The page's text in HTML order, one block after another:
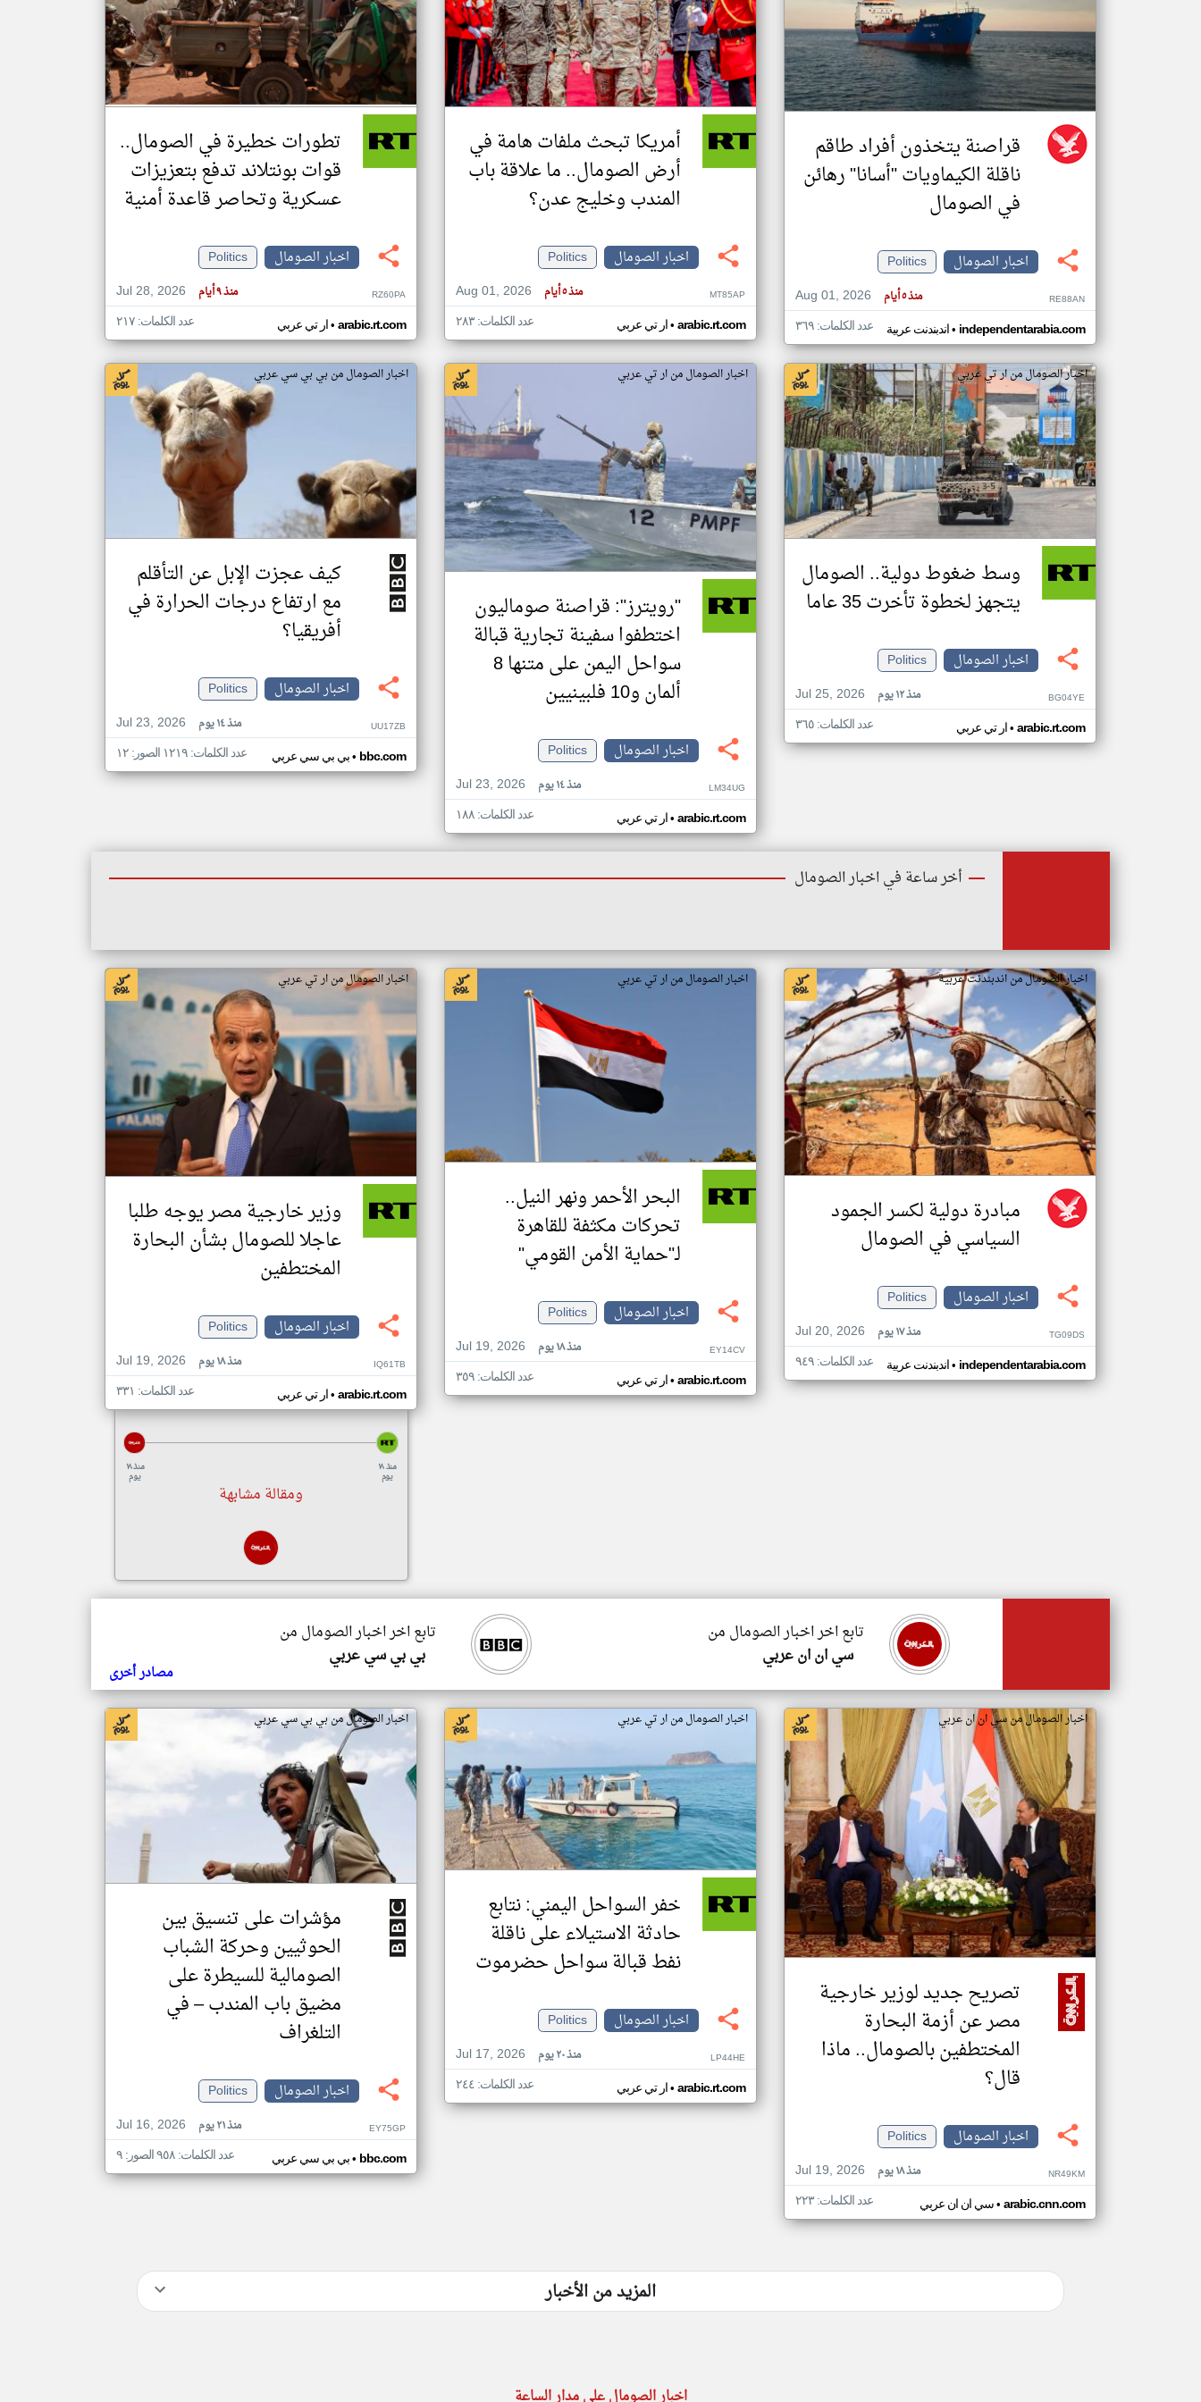
تغيير الدولة
مصادر الأخبار من الصومال
اخبار الصومال على مدار الساعة
أهم اخبار الصومال العاجلة والمباشرة
قراصنة يتخذون أفراد طاقم
ناقلة الكيماويات "أسانا" رهائن
في الصومال
اخبار الصومال
Politics
Aug 01, 2026
منذ ٥ أيام RE88AN
اندبندنت عربية• independentarabia.com عدد الكلمات: ٣٦٩
أمريكا تبحث ملفات هامة في
أرض الصومال.. ما علاقة باب
المندب وخليج عدن؟
اخبار الصومال
Politics
Aug 01, 2026
منذ ٥ أيام MT85AP
ار تي عربي• arabic.rt.com عدد الكلمات: ٢٨٣
تطورات خطيرة في الصومال..
قوات بونتلاند تدفع بتعزيزات
عسكرية وتحاصر قاعدة أمنية
اخبار الصومال
Politics
Jul 28, 2026
منذ ٩ أيام RZ60PA
ار تي عربي• arabic.rt.com عدد الكلمات: ٢١٧
اخبار الصومال من ار تي عربي
وسط ضغوط دولية.. الصومال
يتجهز لخطوة تأخرت 35 عاما
اخبار الصومال
Politics
Jul 25, 2026
منذ ١٢ يوم BG04YE
ار تي عربي• arabic.rt.com عدد الكلمات: ٣٦٥
اخبار الصومال من ار تي عربي
"رويترز": قراصنة صوماليون
اختطفوا سفينة تجارية قبالة
سواحل اليمن على متنها 8
ألمان و10 فلبينيين
اخبار الصومال
Politics
Jul 23, 2026
منذ ١٤ يوم LM34UG
ار تي عربي• arabic.rt.com عدد الكلمات: ١٨٨
اخبار الصومال من بي بي سي عربي
كيف عجزت الإبل عن التأقلم
مع ارتفاع درجات الحرارة في
أفريقيا؟
اخبار الصومال
Politics
Jul 23, 2026
منذ ١٤ يوم UU17ZB
بي بي سي عربي• bbc.com عدد الكلمات: ١٢١٩ الصور: ١٢
أخر ساعة في اخبار الصومال
اخبار الصومال من اندبندنت عربية
مبادرة دولية لكسر الجمود
السياسي في الصومال
اخبار الصومال
Politics
Jul 20, 2026
منذ ١٧ يوم TG09DS
اندبندنت عربية• independentarabia.com عدد الكلمات: ٩٤٩
اخبار الصومال من ار تي عربي
البحر الأحمر ونهر النيل..
تحركات مكثفة للقاهرة
لـ"حماية الأمن القومي"
اخبار الصومال
Politics
Jul 19, 2026
منذ ١٨ يوم EY14CV
ار تي عربي• arabic.rt.com عدد الكلمات: ٣٥٩
اخبار الصومال من ار تي عربي
وزير خارجية مصر يوجه طلبا
عاجلا للصومال بشأن البحارة
المختطفين
اخبار الصومال
Politics
Jul 19, 2026
منذ ١٨ يوم IQ61TB
ار تي عربي• arabic.rt.com عدد الكلمات: ٣٣١
منذ ١٨
يوم
منذ ١٨
يوم
ومقالة مشابهة
تابع اخر اخبار الصومال من
بي بي سي عربي
تابع اخر اخبار الصومال من
سي ان ان عربي
مصادر أخرى
اخبار الصومال من سي ان ان عربي
تصريح جديد لوزير خارجية
مصر عن أزمة البحارة
المختطفين بالصومال.. ماذا
قال؟
اخبار الصومال
Politics
Jul 19, 2026
منذ ١٨ يوم NR49KM
سي ان ان عربي• arabic.cnn.com عدد الكلمات: ٢٢٣
اخبار الصومال من ار تي عربي
خفر السواحل اليمني: نتابع
حادثة الاستيلاء على ناقلة
نفط قبالة سواحل حضرموت
اخبار الصومال
Politics
Jul 17, 2026
منذ ٢٠ يوم LP44HE
ار تي عربي• arabic.rt.com عدد الكلمات: ٢٤٤
اخبار الصومال من بي بي سي عربي
مؤشرات على تنسيق بين
الحوثيين وحركة الشباب
الصومالية للسيطرة على
مضيق باب المندب – في
التلغراف
اخبار الصومال
Politics
Jul 16, 2026
منذ ٢١ يوم EY75GP
بي بي سي عربي• bbc.com عدد الكلمات: ٩٥٨ الصور: ٩
المزيد من الأخبار
klyoum.com